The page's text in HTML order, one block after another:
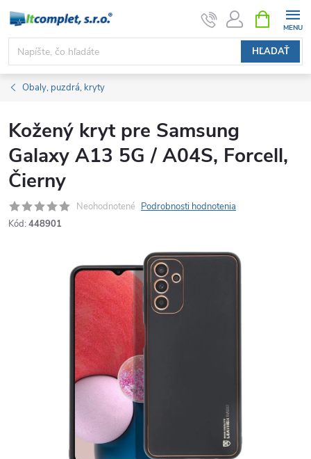
Prejsť
obsah
HĽADAŤ
KOŠÍK
Obaly, puzdrá, kryty
Kožený kryt pre Samsung
Galaxy A13 5G / A04S, Forcell,
Čierny
Neohodnotené Podrobnosti hodnotenia
Kód: 448901